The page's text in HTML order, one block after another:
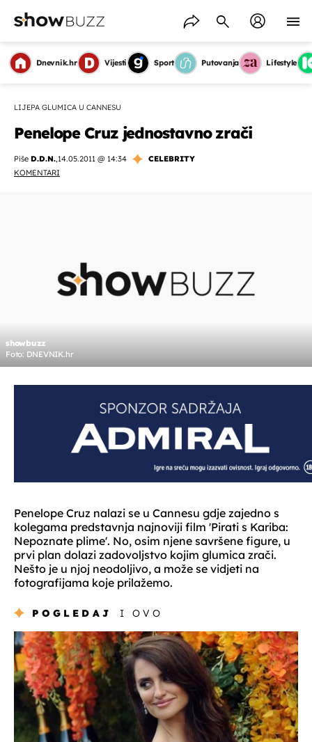
Dnevnik.hr Vijesti Sport Putovanja Lifestyle
LIJEPA GLUMICA U CANNESU
Penelope Cruz jednostavno zrači
Piše D.D.N.,14.05.2011 @ 14:34
CELEBRITY
KOMENTARI
showbuzz
Foto: DNEVNIK.hr
Penelope Cruz nalazi se u Cannesu gdje zajedno s
kolegama predstavnja najnoviji film 'Pirati s Kariba:
Nepoznate plime'. No, osim njene savršene figure, u
prvi plan dolazi zadovoljstvo kojim glumica zrači.
Nešto je u njoj neodoljivo, a može se vidjeti na
fotografijama koje prilažemo.
POGLEDAJ I OVO
OMOGUĆI OBAVIJESTI